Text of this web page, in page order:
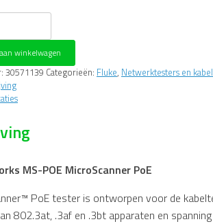
winkelwagen
30571139 Categorieën: Fluke, Netwerktesters en
MS-POE MicroScanner PoE
PoE tester is ontworpen voor de
802.3at, .3af en .3bt apparaten en